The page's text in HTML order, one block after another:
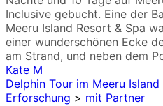
Inclusive gebucht. Eine der
Meeru Island Resort & Spa
einer wunderschönen Ecke
am Strand, und neben dem
Kate M
Delphin Tour im Meeru Island
Erforschung > mit Partner